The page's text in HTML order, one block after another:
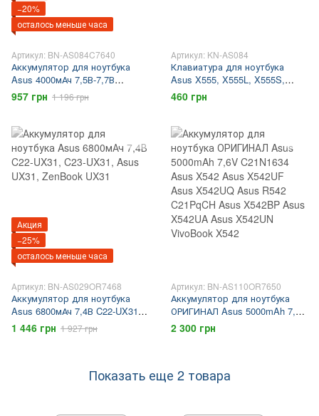
−20%
осталось меньше часа
Артикул: BN-AS084C7640
Аккумулятор для ноутбука
Asus 4000мАч 7,5В-7,7В
C21N1347 Asus F555 Asus
K555 Asus X555
957 грн 1 196 грн
Артикул: KN-AS084
Клавиатура для ноутбука
Asus X555, X555L, X555S,
X555U, X554, X554L, F555,
F555L, X553 гарантия 3 мес.
460 грн
Акция
−25%
осталось меньше часа
Артикул: BN-AS029OR7468
Аккумулятор для ноутбука
Asus 6800мАч 7,4В C22-UX31,
C23-UX31, Asus UX31,
ZenBook UX31
1 446 грн 1 927 грн
Артикул: BN-AS110OR7650
Аккумулятор для ноутбука
ОРИГИНАЛ Asus 5000mAh 7,6V
C21N1634 Asus X542 Asus
X542UF Asus X542UQ Asus
VivoBook X542
2 300 грн
Показать еще 2 товара